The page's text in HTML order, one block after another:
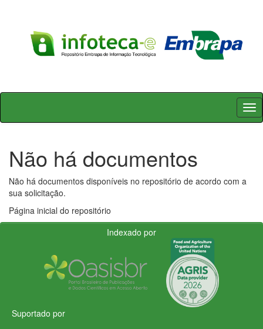
Skip
Não há documentos
Não há documentos disponíveis no repositório de acordo com a
sua solicitação.
Página inicial do repositório
Indexado por
Suportado por